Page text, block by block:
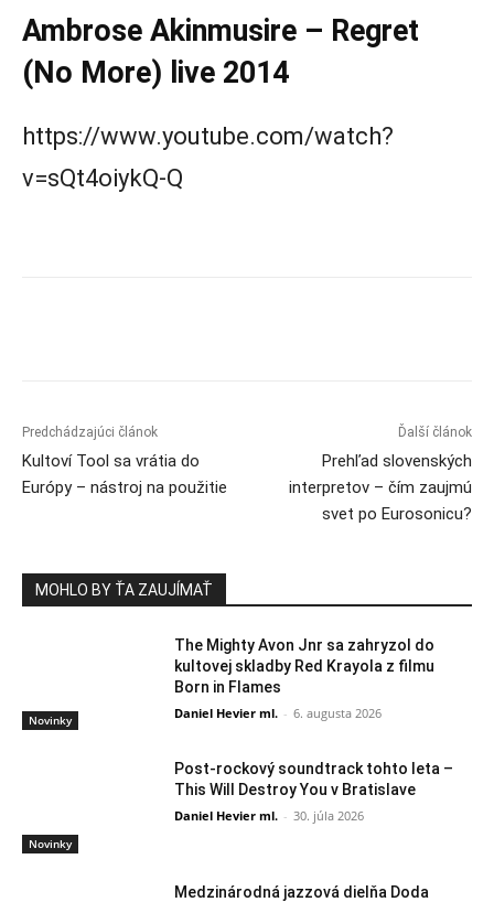
Ambrose Akinmusire – Regret
(No More) live 2014
https://www.youtube.com/watch?
v=sQt4oiykQ-Q
Predchádzajúci článok
Kultoví Tool sa vrátia do
Európy – nástroj na použitie
Ďalší článok
Prehľad slovenských
interpretov – čím zaujmú
svet po Eurosonicu?
MOHLO BY ŤA ZAUJÍMAŤ
Novinky
The Mighty Avon Jnr sa zahryzol do
kultovej skladby Red Krayola z filmu
Born in Flames
Daniel Hevier ml. - 6. augusta 2026
Novinky
Post-rockový soundtrack tohto leta –
This Will Destroy You v Bratislave
Daniel Hevier ml. - 30. júla 2026
Medzinárodná jazzová dielňa Doda